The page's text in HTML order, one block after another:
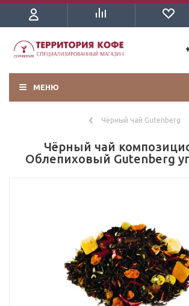
МЕНЮ
Чёрный чай Gutenberg
Чёрный чай
Облепиховый Gutenberg